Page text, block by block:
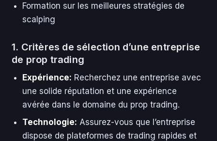
Formation sur les meilleures stratégies de
scalping
1. Critères de sélection d’une entreprise
de prop trading
Expérience: Recherchez une entreprise avec
une solide réputation et une expérience
avérée dans le domaine du prop trading.
Technologie: Assurez-vous que l’entreprise
dispose de plateformes de trading rapides et